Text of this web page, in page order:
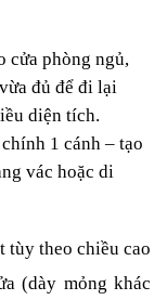
cửa phòng ngủ,
đủ để đi lại
diện tích.
1 cánh – tạo
vác hoặc di
tùy theo chiều cao
(dày mỏng khác